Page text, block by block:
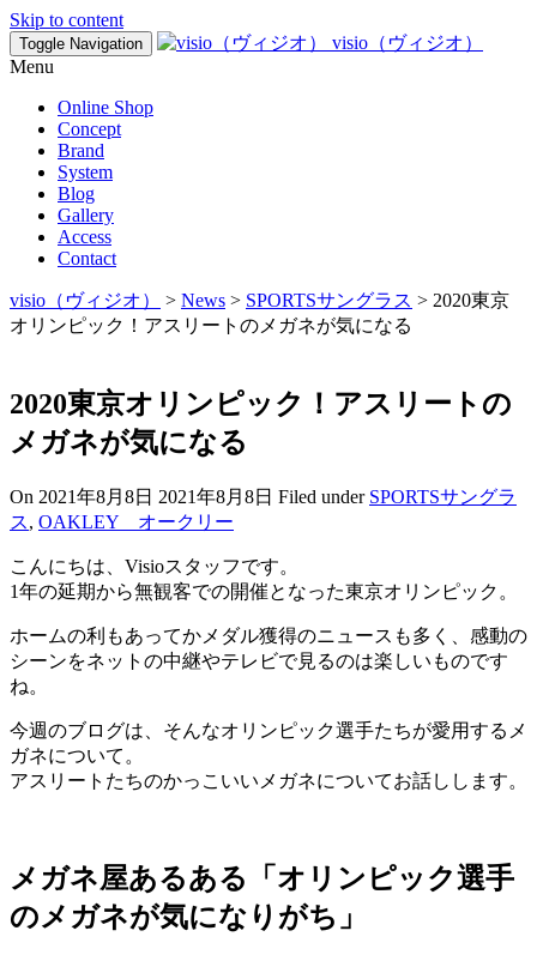
Skip to content
Toggle Navigation
visio（ヴィジオ）
Menu
Online Shop
Concept
Brand
System
Blog
Gallery
Access
Contact
visio（ヴィジオ） > News > SPORTSサングラス > 2020東京
オリンピック！アスリートのメガネが気になる
2020東京オリンピック！アスリートの
メガネが気になる
On 2021年8月8日 2021年8月8日 Filed under SPORTSサングラ
ス, OAKLEY オークリー
こんにちは、Visioスタッフです。
1年の延期から無観客での開催となった東京オリンピック。
ホームの利もあってかメダル獲得のニュースも多く、感動の
シーンをネットの中継やテレビで見るのは楽しいものです
ね。
今週のブログは、そんなオリンピック選手たちが愛用するメ
ガネについて。
アスリートたちのかっこいいメガネについてお話しします。
メガネ屋あるある「オリンピック選手
のメガネが気になりがち」